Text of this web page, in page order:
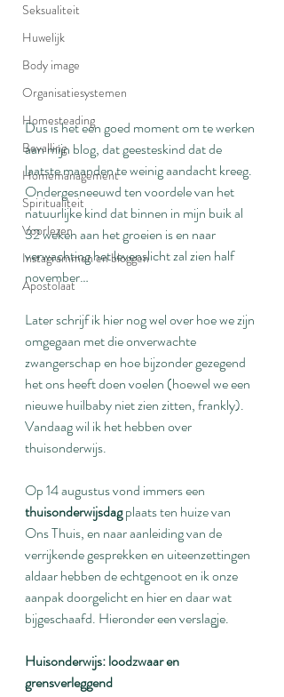
Seksualiteit
Huwelijk
Body image
Organisatiesystemen
Homesteading
Bevalling
Homemanagement
Spiritualiteit
Voorlezen
Instagrammen en bloggen
Apostolaat
Dus is het een goed moment om te werken
aan mijn blog, dat geesteskind dat de
laatste maanden te weinig aandacht kreeg.
Ondergesneeuwd ten voordele van het
natuurlijke kind dat binnen in mijn buik al
32 weken aan het groeien is en naar
verwachting het levenslicht zal zien half
november…
Later schrijf ik hier nog wel over hoe we zijn
omgegaan met die onverwachte
zwangerschap en hoe bijzonder gezegend
het ons heeft doen voelen (hoewel we een
nieuwe huilbaby niet zien zitten, frankly).
Vandaag wil ik het hebben over
thuisonderwijs.
Op 14 augustus vond immers een
thuisonderwijsdag plaats ten huize van
Ons Thuis, en naar aanleiding van de
verrijkende gesprekken en uiteenzettingen
aldaar hebben de echtgenoot en ik onze
aanpak doorgelicht en hier en daar wat
bijgeschaafd. Hieronder een verslagje.
Huisonderwijs: loodzwaar en
grensverleggend